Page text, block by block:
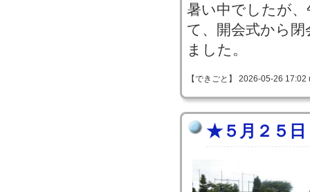
暑い中でしたが
て、開会式から
ました。
【できごと】 2026-05-26
★５月２５日